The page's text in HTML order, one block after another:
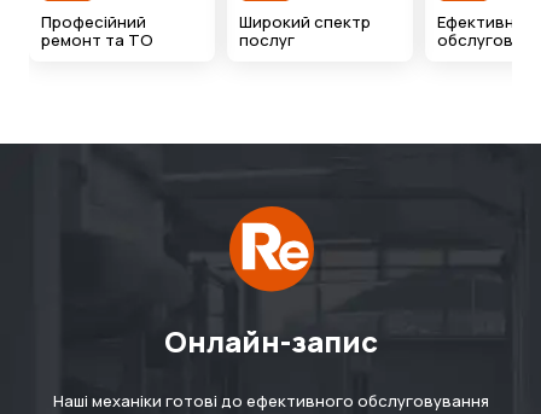
Професійний
ремонт та ТО
Широкий спектр
послуг
Ефективний
Онлайн-запис
Наші механіки готові до ефективного обслуговування